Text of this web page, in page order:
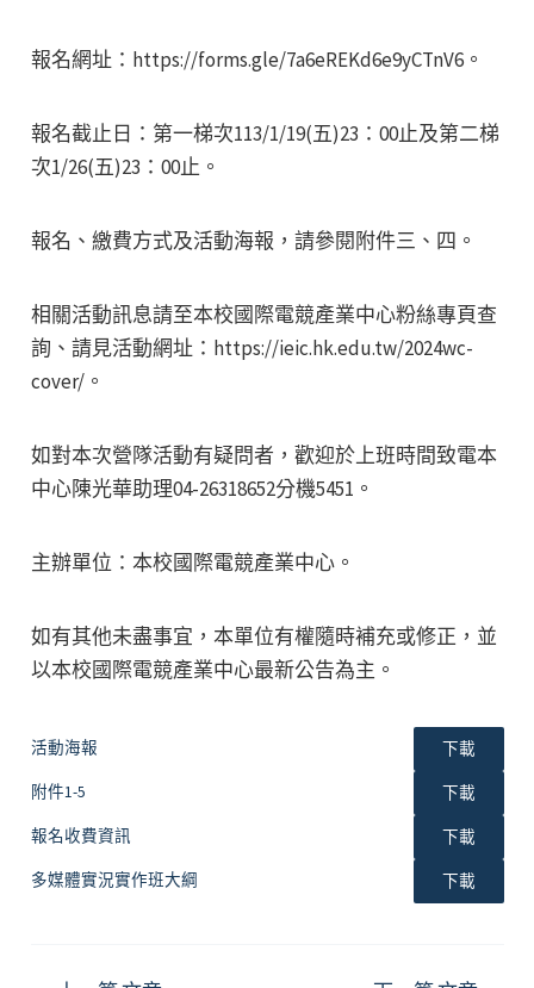
報名網址：https://forms.gle/7a6eREKd6e9yCTnV6。
報名截止日：第一梯次113/1/19(五)23：00止及第二梯
次1/26(五)23：00止。
報名、繳費方式及活動海報，請參閱附件三、四。
相關活動訊息請至本校國際電競產業中心粉絲專頁查
詢、請見活動網址：https://ieic.hk.edu.tw/2024wc-
cover/。
如對本次營隊活動有疑問者，歡迎於上班時間致電本
中心陳光華助理04-26318652分機5451。
主辦單位：本校國際電競產業中心。
如有其他未盡事宜，本單位有權隨時補充或修正，並
以本校國際電競產業中心最新公告為主。
活動海報 下載
附件1-5 下載
報名收費資訊 下載
多媒體實況實作班大綱 下載